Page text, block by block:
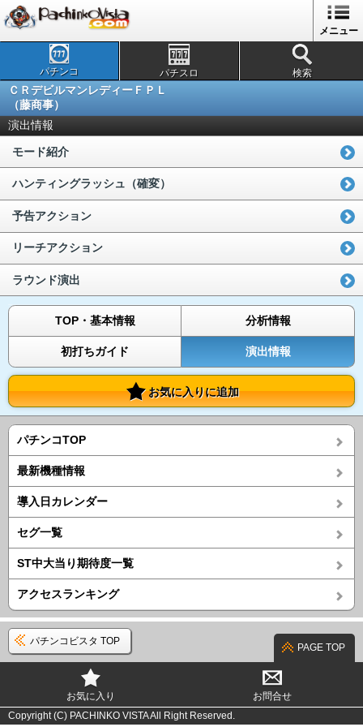
メニュー
パチンコ パチスロ 検索
ＣＲデビルマンレディーＦＰＬ
（藤商事）
演出情報
モード紹介
ハンティングラッシュ（確変）
予告アクション
リーチアクション
ラウンド演出
TOP・基本情報 分析情報
初打ちガイド 演出情報
お気に入りに追加
パチンコTOP
最新機種情報
導入日カレンダー
セグ一覧
ST中大当り期待度一覧
アクセスランキング
パチンコビスタ TOP
PAGE TOP
お気に入り
お問合せ
Copyright (C) PACHINKO VISTA All Right Reserved.